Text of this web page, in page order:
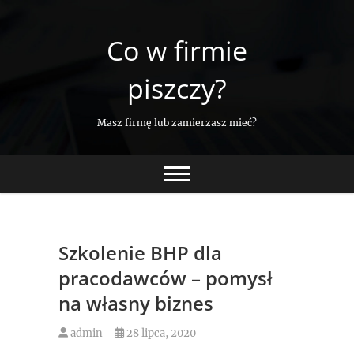
Co w firmie
piszczy?
Masz firmę lub zamierzasz mieć?
Szkolenie BHP dla
pracodawców – pomysł
na własny biznes
admin 28 lipca, 2020